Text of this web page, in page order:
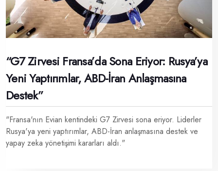
“G7 Zirvesi Fransa’da Sona Eriyor: Rusya’ya
Yeni Yaptırımlar, ABD-İran Anlaşmasına
Destek”
"Fransa'nın Evian kentindeki G7 Zirvesi sona eriyor. Liderler
Rusya'ya yeni yaptırımlar, ABD-İran anlaşmasına destek ve
yapay zeka yönetişimi kararları aldı."